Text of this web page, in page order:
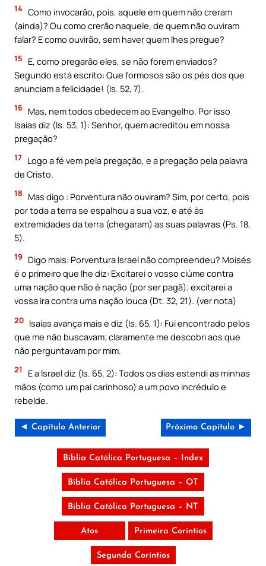
14 Como invocarão, pois, aquele em quem não creram
(ainda)? Ou como crerão naquele, de quem não ouviram
falar? E como ouvirão, sem haver quem lhes pregue?
15
E, como pregarão eles, se não forem enviados?
Segundo está escrito: Que formosos são os pés dos que
anunciam a felicidade! (Is. 52, 7).
16 Mas, nem todos obedecem ao Evangelho. Por isso
Isaías diz (Is. 53, 1): Senhor, quem acreditou em nossa
pregação?
17 Logo a fé vem pela pregação, e a pregação pela palavra
de Cristo.
18
Mas digo : Porventura não ouviram? Sim, por certo, pois
por toda a terra se espalhou a sua voz, e até às
extremidades da terra (chegaram) as suas palavras (Ps. 18,
5).
19
Digo mais: Porventura Israel não compreendeu? Moisés
é o primeiro que lhe diz: Excitarei o vosso ciúme contra
uma nação que não é nação (por ser pagã); excitarei a
vossa ira contra uma nação louca (Dt. 32, 21). (ver nota)
20 Isaías avança mais e diz (Is. 65, 1): Fui encontrado pelos
que me não buscavam; claramente me descobri aos que
não perguntavam por mim.
21
E a Israel diz (Is. 65, 2): Todos os dias estendi as minhas
mãos (como um pai carinhoso) a um povo incrédulo e
rebelde.
◄ Capítulo Anterior Próximo Capítulo ►
Bíblia Católica Portuguesa – Index
Bíblia Católica Portuguesa – OT
Bíblia Católica Portuguesa – NT
Atos Primeira Coríntios
Segunda Coríntios